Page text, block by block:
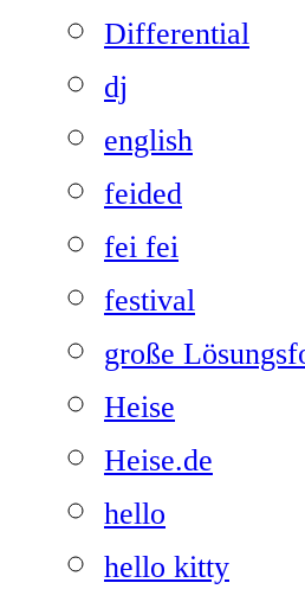
Differential
dj
english
feided
fei fei
festival
große
Heise
Heise.de
hello
hello kitty